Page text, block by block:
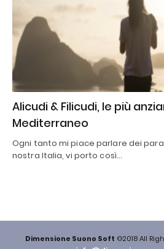
Alicudi & Filicudi, le più
Mediterraneo
Ogni tanto mi piace parlare dei
nostra Italia, vi porto così…
Dimensione Suono Soft ©2018 All